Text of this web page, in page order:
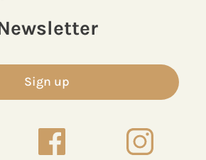
Sign up